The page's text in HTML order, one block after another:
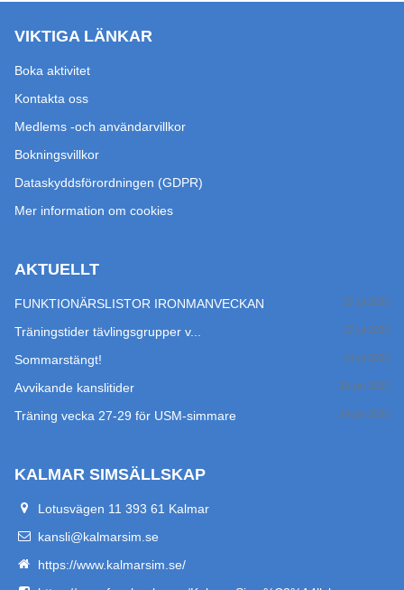
VIKTIGA LÄNKAR
Boka aktivitet
Kontakta oss
Medlems -och användarvillkor
Bokningsvillkor
Dataskyddsförordningen (GDPR)
Mer information om cookies
AKTUELLT
FUNKTIONÄRSLISTOR IRONMANVECKAN 27 jul 2026
Träningstider tävlingsgrupper v... 17 jul 2026
Sommarstängt! 14 jul 2026
Avvikande kanslitider 29 jun 2026
Träning vecka 27-29 för USM-simmare 24 jun 2026
KALMAR SIMSÄLLSKAP
Lotusvägen 11 393 61 Kalmar
kansli@kalmarsim.se
https://www.kalmarsim.se/